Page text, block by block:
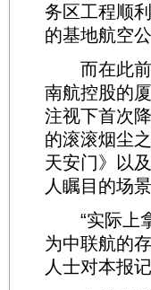
务区工程顺
的基地航空
而在此前
南航控股的
注视下首次
的滚滚烟尘
天安门》以
人瞩目的场
“实际上拿
为中联航的
人士对本报